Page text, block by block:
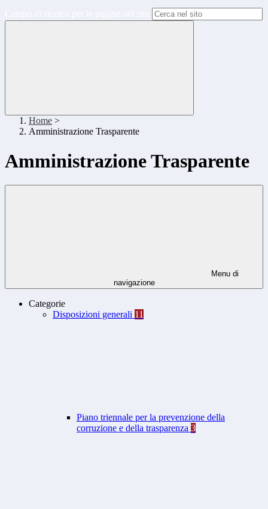
Home >
Amministrazione Trasparente
Amministrazione Trasparente
Menu di
navigazione
Categorie
Disposizioni generali 11
Piano triennale per la prevenzione della
corruzione e della trasparenza 3